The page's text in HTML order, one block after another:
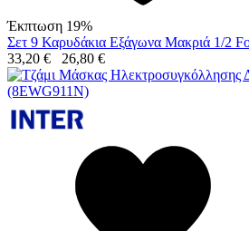
Έκπτωση 19%
Σετ 9 Καρυδάκια Εξάγωνα Μακριά 1/2
33,20 € 26,80 €